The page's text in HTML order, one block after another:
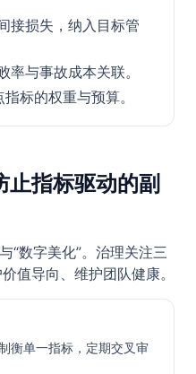
接损失，纳入目标管
率与事故成本关联。
标的权重与预算。
指标驱动的副
“数字美化”。治理关注三
值导向、维护团队健康。
衡单一指标，定期交叉审